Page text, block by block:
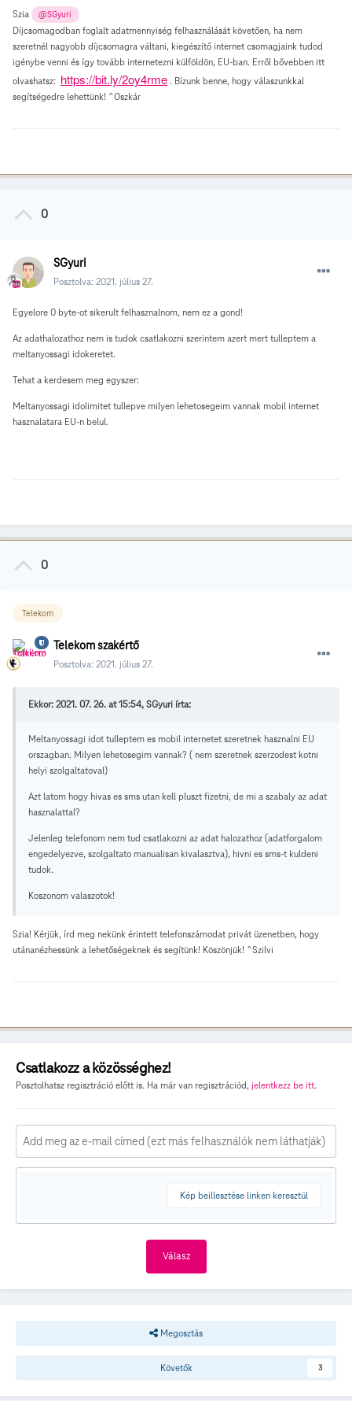
Szia @SGyuri
Díjcsomagodban foglalt adatmennyiség felhasználását követően, ha nem
szeretnél nagyobb díjcsomagra váltani, kiegészítő internet csomagjaink tudod
igénybe venni és így tovább internetezni külföldön, EU-ban. Erről bővebben itt
olvashatsz: https://bit.ly/2oy4rme . Bízunk benne, hogy válaszunkkal
segítségedre lehettünk! ^Oszkár
0
SGyuri
Posztolva: 2021. július 27.
Egyelore 0 byte-ot sikerult felhasznalnom, nem ez a gond!
Az adathalozathoz nem is tudok csatlakozni szerintem azert mert tulleptem a
meltanyossagi idokeretet.
Tehat a kerdesem meg egyszer:
Meltanyossagi idolimitet tullepve milyen lehetosegeim vannak mobil internet
hasznalatara EU-n belul.
0
Telekom
Telekom szakértő
Posztolva: 2021. július 27.
Ekkor: 2021. 07. 26. at 15:54, SGyuri írta:
Meltanyossagi idot tulleptem es mobil internetet szeretnek hasznalni EU
orszagban. Milyen lehetosegim vannak? ( nem szeretnek szerzodest kotni
helyi szolgaltatoval)
Azt latom hogy hivas es sms utan kell pluszt fizetni, de mi a szabaly az adat
hasznalattal?
Jelenleg telefonom nem tud csatlakozni az adat halozathoz (adatforgalom
engedelyezve, szolgaltato manualisan kivalasztva), hivni es sms-t kuldeni
tudok.
Koszonom valaszotok!
Szia! Kérjük, írd meg nekünk érintett telefonszámodat privát üzenetben, hogy
utánanézhessünk a lehetőségeknek és segítünk! Köszönjük! ^Szilvi
Csatlakozz a közösséghez!
Posztolhatsz regisztráció előtt is. Ha már van regisztrációd, jelentkezz be itt.
Kép beillesztése linken keresztül
Válasz
Megosztás
Követők 3